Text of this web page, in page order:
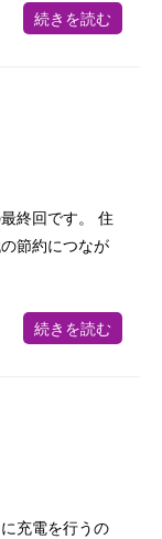
続きを読む
終回です。 住
節約につなが
続きを読む
充電を行うの